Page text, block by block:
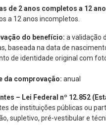
de 2 anos completos a 12
a 12 anos incompletos.
do benefício: a validação
baseada na data de
de identidade original com
da comprovação: anual
– Lei Federal nº 12.852
de instituições públicas ou
supletivo, pré-vestibular e